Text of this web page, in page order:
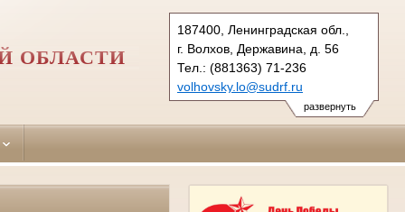
развернуть
187400, Ленинградская обл.,
г. Волхов, Державина, д. 56
Тел.: (881363) 71-236
volhovsky.lo@sudrf.ru
ОБЛАСТИ